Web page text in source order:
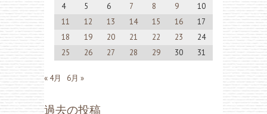
4
5 6 7 8 9
10
11
12 13 14 15 16
17
18
19 20 21 22 23
24
25
26 27 28 29 30 31
« 4月 6月 »
過去の投稿